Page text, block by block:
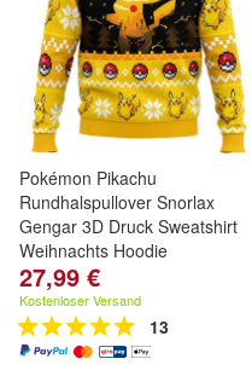
Pokémon Pikachu
Rundhalspullover Snorlax
Gengar 3D Druck Sweatshirt
Weihnachts Hoodie
27,99 €
Kostenloser Versand
13